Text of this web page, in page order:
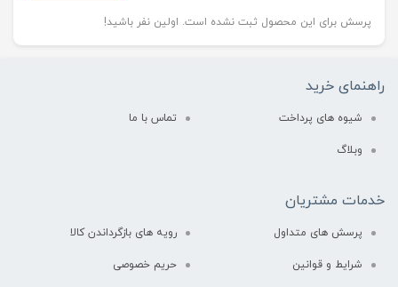
پرسش برای این محصول ثبت نشده است. اولین نفر باشید!
راهنمای خرید
شیوه های پرداخت تماس با ما
وبلاگ
خدمات مشتریان
پرسش های متداول رویه های بازگرداندن کالا
شرایط و قوانین حریم خصوصی